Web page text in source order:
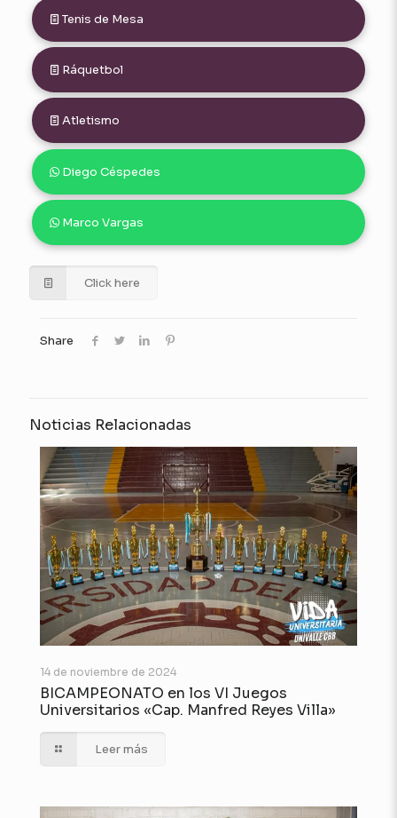
Tenis de Mesa
Ráquetbol
Atletismo
Diego Céspedes
Marco Vargas
Click here
Share
Noticias Relacionadas
14 de noviembre de 2024
BICAMPEONATO en los VI Juegos
Universitarios «Cap. Manfred Reyes Villa»
Leer más